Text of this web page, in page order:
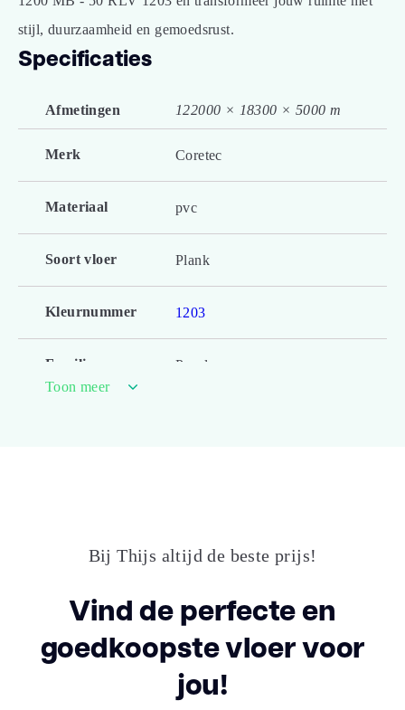
stijl, duurzaamheid en gemoedsrust.
Specificaties
Afmetingen 122000 × 18300 × 5000 m
Merk Coretec
Materiaal pvc
Soort vloer Plank
Kleurnummer 1203
Familienaam Proplus
Aantal per pak 12
0.55
Toon meer
Bij Thijs altijd de beste prijs!
Vind de perfecte en
goedkoopste vloer voor
jou!